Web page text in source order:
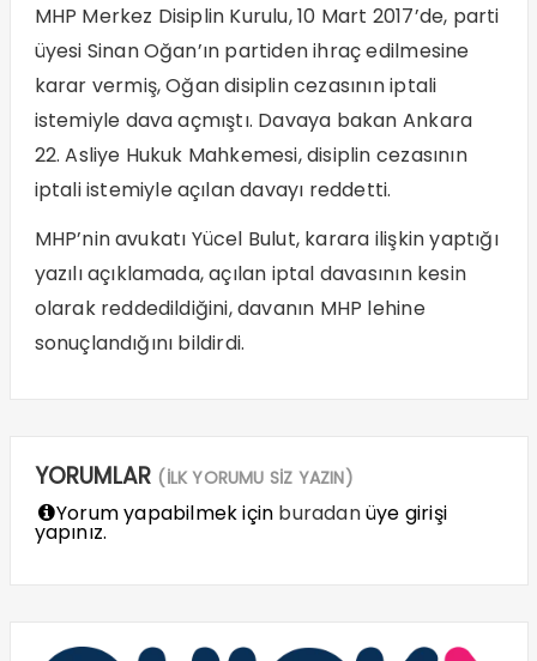
MHP Merkez Disiplin Kurulu, 10 Mart 2017’de, parti
üyesi Sinan Oğan’ın partiden ihraç edilmesine
karar vermiş, Oğan disiplin cezasının iptali
istemiyle dava açmıştı. Davaya bakan Ankara
22. Asliye Hukuk Mahkemesi, disiplin cezasının
iptali istemiyle açılan davayı reddetti.
MHP’nin avukatı Yücel Bulut, karara ilişkin yaptığı
yazılı açıklamada, açılan iptal davasının kesin
olarak reddedildiğini, davanın MHP lehine
sonuçlandığını bildirdi.
YORUMLAR (İLK YORUMU SİZ YAZIN)
Yorum yapabilmek için buradanüye girişi
yapınız.